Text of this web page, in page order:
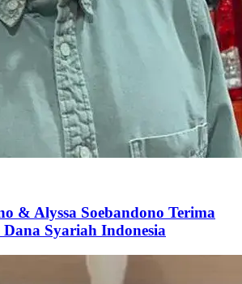
& Alyssa Soebandono Terima
Syariah Indonesia